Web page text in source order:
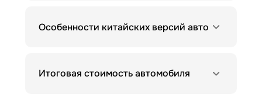
Особенности китайских версий авто
Итоговая стоимость автомобиля